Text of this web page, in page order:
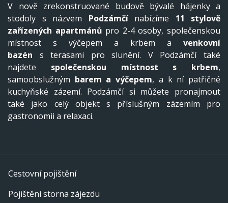
V nově zrekonstruované budově bývalé hájenky a
stodoly s názvem Podzámčínabízíme 11 stylově
zařízených apartmánů pro 2-4 osoby, společenskou
místnost s výčepem a krbem a venkovní
bazén s terasami pro slunění. V Podzámčí také
najdete společenskou místnost s krbem,
samoobslužným barem a výčepem, a k ní patřičné
kuchyňské zázemí. Podzámčí si můžete pronajmout
také jako celý objekt s příslušným zázemím pro
gastronomii a relaxaci.
Cestovní pojištění
Pojištění storna zájezdu